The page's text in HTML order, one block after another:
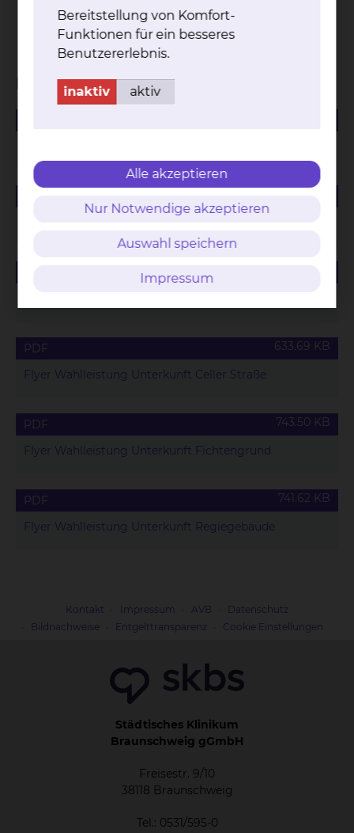
Inanspruchnahme von
Wahlleistungen
Download
PDF
Flyer Wahlleistung Unterkunft Celler Straße
633.69 KB
PDF
Flyer Wahlleistung Unterkunft Fichtengrund
743.50 KB
PDF
Flyer Wahlleistung Unterkunft Regiegebäude
741.62 KB
Kontakt Impressum AVB
Datenschutz
Bildnachweise
Entgelttransparenz Cookie Einstellungen
Städtisches Klinikum
Braunschweig gGmbH
Freisestr. 9/10
38118 Braunschweig
Tel.: 0531/595-0
Bereitstellung von Komfort-
Funktionen für ein besseres
Benutzererlebnis.
inaktiv aktiv
Alle akzeptieren
Nur Notwendige akzeptieren
Auswahl speichern
Impressum